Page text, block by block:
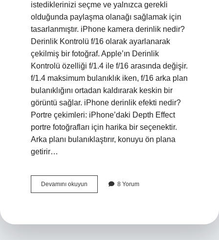
istediklerinizi seçme ve yalnızca gerekli
olduğunda paylaşma olanağı sağlamak için
tasarlanmıştır. iPhone kamera derinlik nedir?
Derinlik Kontrolü f/16 olarak ayarlanarak
çekilmiş bir fotoğraf. Apple’ın Derinlik
Kontrolü özelliği f/1.4 ile f/16 arasında değişir.
f/1.4 maksimum bulanıklık iken, f/16 arka plan
bulanıklığını ortadan kaldırarak keskin bir
görüntü sağlar. iPhone derinlik efekti nedir?
Portre çekimleri: iPhone’daki Depth Effect
portre fotoğrafları için harika bir seçenektir.
Arka planı bulanıklaştırır, konuyu ön plana
getirir…
Devamını okuyun
Derinlik
8 Yorum